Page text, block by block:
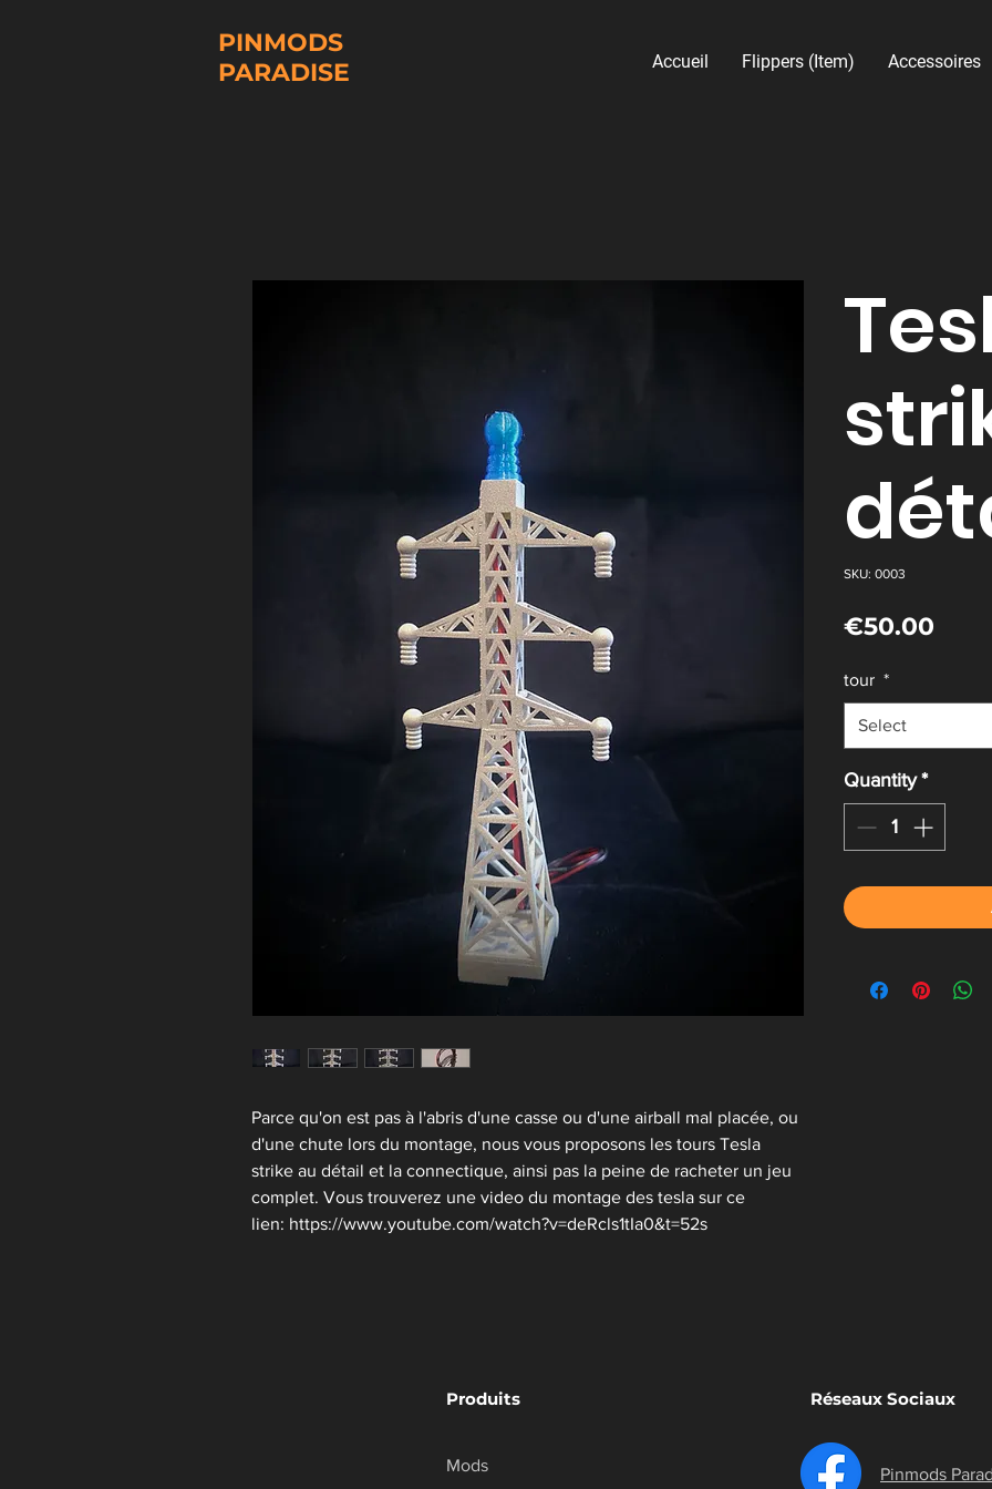
PINMODS
PARADISE
Accueil Flippers (Item) Accessoires
Parce qu'on est pas à l'abris d'une casse ou d'une airball mal placée, ou
d'une chute lors du montage, nous vous proposons les tours Tesla
strike au détail et la connectique, ainsi pas la peine de racheter un jeu
complet. Vous trouverez une video du montage des tesla sur ce
lien: https://www.youtube.com/watch?v=deRcls1tIa0&t=52s
SKU: 0003
€50.00
tour *
Select
Quantity *
Produits
Mods
Réseaux Sociaux
Pinmods